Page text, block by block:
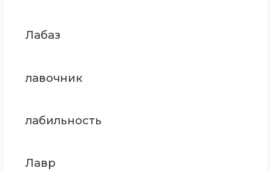
Лабаз
лавочник
лабильность
Лавр